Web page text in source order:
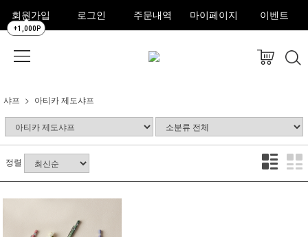
회원가입
+1,000P
로그인 주문내역 마이페이지 이벤트
샤프 아티카 제도샤프
정렬